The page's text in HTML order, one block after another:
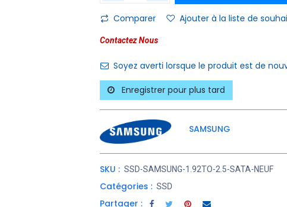
Comparer Ajouter à la liste de
Contactez Nous
Soyez averti lorsque le produit est de
Enregistrer pour plus tard
SAMSUNG
SKU : SSD-SAMSUNG-1.92TO-2.5-SATA-NEUF
Catégories : SSD
Partager :